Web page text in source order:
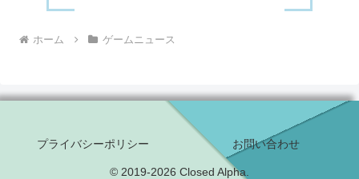
ホーム ゲームニュース
プライバシーポリシー お問い合わせ
© 2019-2026 Closed Alpha.